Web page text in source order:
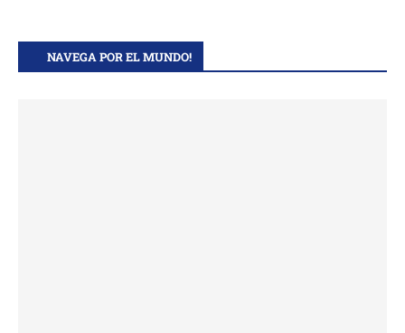
NAVEGA POR EL MUNDO!